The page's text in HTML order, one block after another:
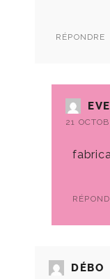
RÉPONDRE
EVE
21
DÉBO